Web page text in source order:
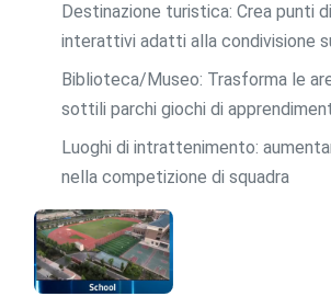
Destinazione turistica: Crea punti
interattivi adatti alla condivisione
Biblioteca/Museo: Trasforma le
sottili parchi giochi di
Luoghi di intrattenimento:
nella competizione di squadra